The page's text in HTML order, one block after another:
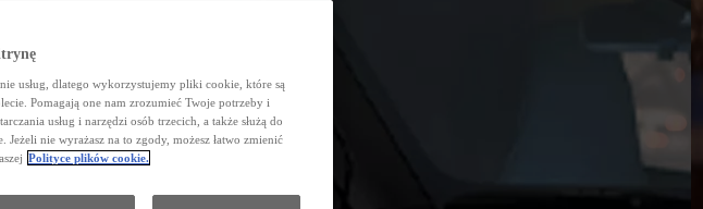
usług, dlatego wykorzystujemy pliki cookie, które są
Pomagają one nam zrozumieć Twoje potrzeby i
usług i narzędzi osób trzecich, a także służą do
nie wyrażasz na to zgody, możesz łatwo zmienić
Polityce plików cookie.